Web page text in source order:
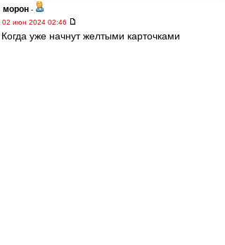
морон -
02 июн 2024 02:46
Когда уже начнут желтыми карточками